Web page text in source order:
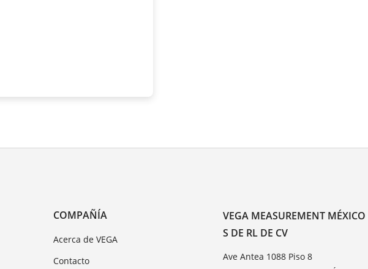
COMPAÑÍA
Acerca de VEGA
Contacto
VEGA MEASUREMENT MÉXICO
S DE RL DE CV
Ave Antea 1088 Piso 8